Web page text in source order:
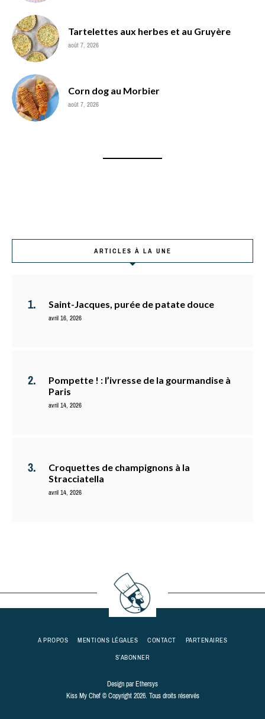
Tartelettes aux herbes et au Gruyère
août 7, 2026
Corn dog au Morbier
août 7, 2026
ARTICLES À LA UNE
Saint-Jacques, purée de patate douce
avril 16, 2026
Pompette ! : l’ivresse de la gourmandise à
Paris
avril 14, 2026
Croquettes de champignons à la
Stracciatella
avril 14, 2026
A PROPOS MENTIONS LÉGALES CONTACT
PARTENAIRES
S’ABONNER
Design parEthersys
Kiss My Chef © Copyright 2026. Tous droits réservés